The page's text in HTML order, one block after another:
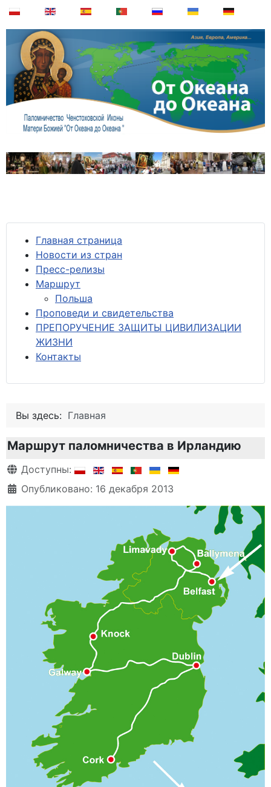
Главная страница
Новости из стран
Пресс-релизы
Маршрут
Польша
Проповеди и свидетельства
ПРЕПОРУЧЕНИЕ ЗАЩИТЫ ЦИВИЛИЗАЦИИ
ЖИЗНИ
Контакты
Вы здесь: Главная
Маршрут паломничества в Ирландию
Информация о материале
Доступны:
Опубликовано: 16 декабря 2013